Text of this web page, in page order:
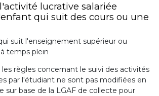
l'activité lucrative salariée
qui suit des cours ou une
suit l'enseignement supérieur ou
temps plein
règles concernant le suivi des activités
par l'étudiant ne sont pas modifiées en
sur base de la LGAF de collecte pour